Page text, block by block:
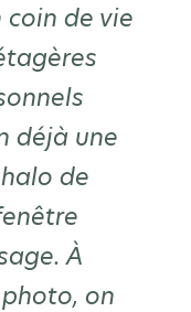
de vie
déjà une
de
À
on